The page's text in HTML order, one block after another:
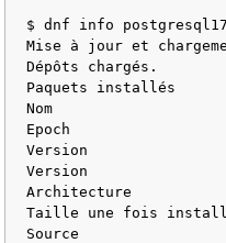
$ dnf info postgresql17
Mise à jour et
Dépôts chargés.
Paquets installés
Nom
Epoch
Version
Version                  :
Architecture
Taille une fois
Source